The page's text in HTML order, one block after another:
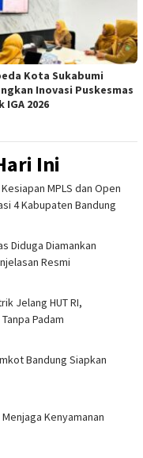
Kota Sukabumi
Inovasi Puskesmas
IGA 2026
Ini
MPLS dan Open
4 Kabupaten Bandung
Diduga Diamankan
Resmi
Jelang HUT RI,
Padam
Bandung Siapkan
Kenyamanan